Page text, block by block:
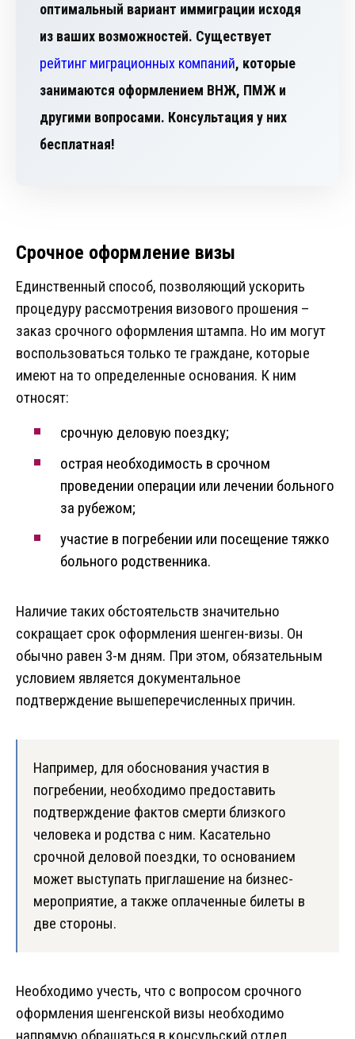
оптимальный вариант иммиграции исходя
из ваших возможностей. Существует
рейтинг миграционных компаний, которые
занимаются оформлением ВНЖ, ПМЖ и
другими вопросами. Консультация у них
бесплатная!
Срочное оформление визы
Единственный способ, позволяющий ускорить
процедуру рассмотрения визового прошения –
заказ срочного оформления штампа. Но им могут
воспользоваться только те граждане, которые
имеют на то определенные основания. К ним
относят:
срочную деловую поездку;
острая необходимость в срочном
проведении операции или лечении больного
за рубежом;
участие в погребении или посещение тяжко
больного родственника.
Наличие таких обстоятельств значительно
сокращает срок оформления шенген-визы. Он
обычно равен 3-м дням. При этом, обязательным
условием является документальное
подтверждение вышеперечисленных причин.
Например, для обоснования участия в
погребении, необходимо предоставить
подтверждение фактов смерти близкого
человека и родства с ним. Касательно
срочной деловой поездки, то основанием
может выступать приглашение на бизнес-
мероприятие, а также оплаченные билеты в
две стороны.
Необходимо учесть, что с вопросом срочного
оформления шенгенской визы необходимо